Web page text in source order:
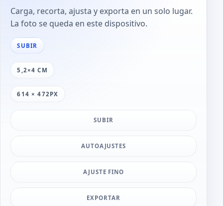
Carga, recorta, ajusta y exporta en un solo lugar.
La foto se queda en este dispositivo.
SUBIR
5,2×4 CM
614 × 472PX
SUBIR
AUTOAJUSTES
AJUSTE FINO
EXPORTAR